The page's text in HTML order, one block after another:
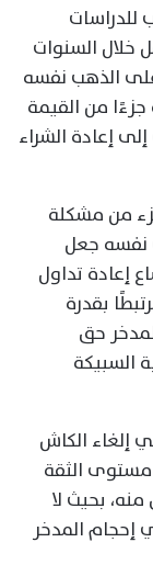
للدراسات
خلال السنوات
على الذهب نفسه
من القيمة
إعادة الشراء
من مشكلة
نفسه جعل
إعادة تداول
بقدرة
حق
السبيكة
إلغاء الكاش
مستوى الثقة
بحيث لا
إحجام المدخر